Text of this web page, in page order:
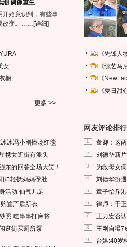
潮 偶像重生
开始意识到，有些事
改变。…… [详细]
女”
橱
更多 >>
《先锋
《综艺
《
《夏日
冰冯小刚捧场红毯
携女逛街有派头
东的回答全场大笑！
洋轻抚妈妈孕肚
活动 仙气儿足
置产后新衣
照 吃串串打麻将
逛街买厕所泵
网友评论排行
1 董卿：这
2 刘德华新
3 为救母女
4 刘德华扮
5 章子怡斥
6 律师：于
7 王力宏否
8 王刚自曝7
9 台媒:40岁